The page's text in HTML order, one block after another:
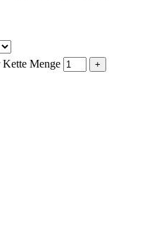
Kette Menge +